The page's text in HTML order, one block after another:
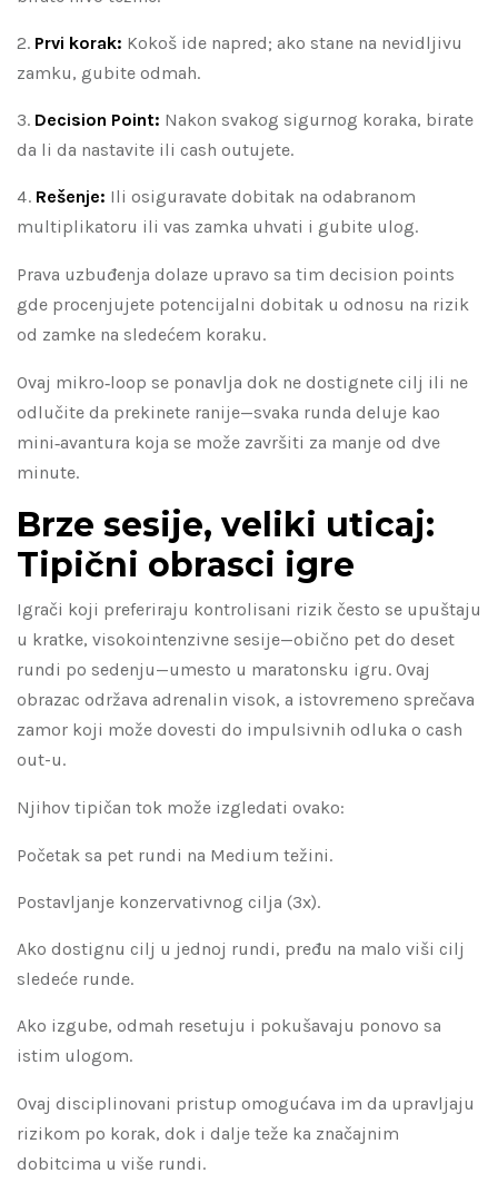
Prvi korak: Kokoš ide napred; ako stane na nevidljivu
zamku, gubite odmah.
Decision Point: Nakon svakog sigurnog koraka, birate
da li da nastavite ili cash outujete.
Rešenje: Ili osiguravate dobitak na odabranom
multiplikatoru ili vas zamka uhvati i gubite ulog.
Prava uzbuđenja dolaze upravo sa tim decision points
gde procenjujete potencijalni dobitak u odnosu na rizik
od zamke na sledećem koraku.
Ovaj mikro‑loop se ponavlja dok ne dostignete cilj ili ne
odlučite da prekinete ranije—svaka runda deluje kao
mini‑avantura koja se može završiti za manje od dve
minute.
Brze sesije, veliki uticaj:
Tipični obrasci igre
Igrači koji preferiraju kontrolisani rizik često se upuštaju
u kratke, visokointenzivne sesije—obično pet do deset
rundi po sedenju—umesto u maratonsku igru. Ovaj
obrazac održava adrenalin visok, a istovremeno sprečava
zamor koji može dovesti do impulsivnih odluka o cash
out-u.
Njihov tipičan tok može izgledati ovako:
Početak sa pet rundi na Medium težini.
Postavljanje konzervativnog cilja (3x).
Ako dostignu cilj u jednoj rundi, pređu na malo viši cilj
sledeće runde.
Ako izgube, odmah resetuju i pokušavaju ponovo sa
istim ulogom.
Ovaj disciplinovani pristup omogućava im da upravljaju
rizikom po korak, dok i dalje teže ka značajnim
dobitcima u više rundi.